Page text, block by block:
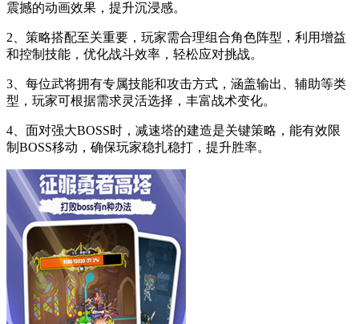
震撼的动画效果，提升沉浸感。
2、策略搭配至关重要，玩家需合理组合角色阵型，利用增益
和控制技能，优化战斗效率，轻松应对挑战。
3、每位武将拥有专属技能和攻击方式，涵盖输出、辅助等类
型，玩家可根据需求灵活选择，丰富战术变化。
4、面对强大BOSS时，减速塔的建造是关键策略，能有效限
制BOSS移动，确保玩家稳扎稳打，提升胜率。